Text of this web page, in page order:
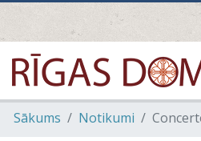
Sākums Notikumi